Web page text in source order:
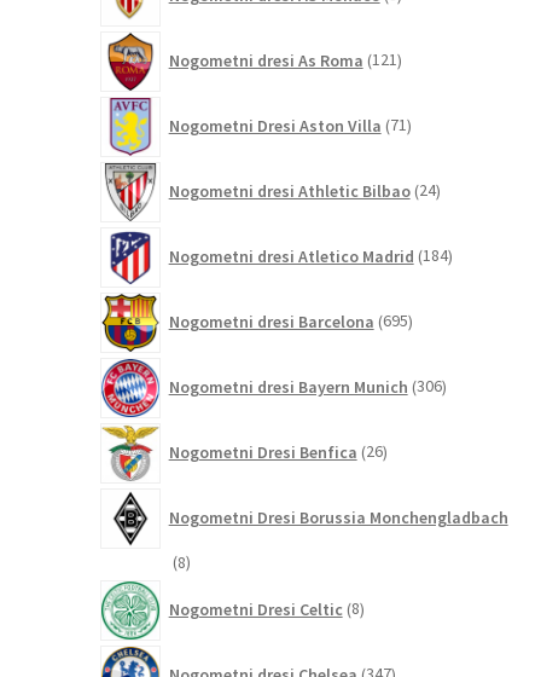
izdelkov
Nogometni dresi As Roma 121izdelkov
Nogometni Dresi Aston Villa 71izdelkov
Nogometni dresi Athletic Bilbao 24izdelkov
Nogometni dresi Atletico Madrid 184izdelkov
Nogometni dresi Barcelona 695izdelkov
Nogometni dresi Bayern Munich 306izdelkov
Nogometni Dresi Benfica 26izdelkov
Nogometni Dresi Borussia Monchengladbach
88
Nogometni Dresi Celtic 8izdelkov